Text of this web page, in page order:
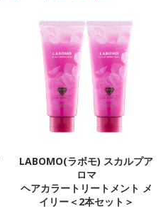
LABOMO(ラボモ) スカルプア
ロマ
ヘアカラートリートメント メ
イリー＜2本セット＞